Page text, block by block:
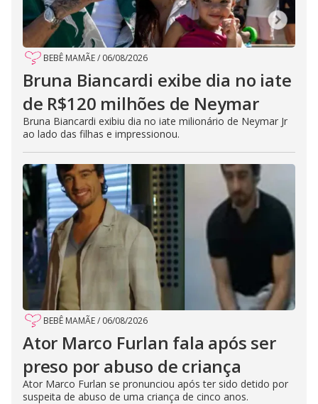
BEBÊ MAMÃE/ 06/08/2026
Bruna Biancardi exibe dia no iate
de R$120 milhões de Neymar
Bruna Biancardi exibiu dia no iate milionário de Neymar Jr
ao lado das filhas e impressionou.
BEBÊ MAMÃE/ 06/08/2026
Ator Marco Furlan fala após ser
preso por abuso de criança
Ator Marco Furlan se pronunciou após ter sido detido por
suspeita de abuso de uma criança de cinco anos.